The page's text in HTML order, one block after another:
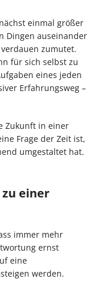
einmal größer
Dingen auseinander
zumutet.
für sich selbst zu
eines jeden
Erfahrungsweg –
Zukunft in einer
Frage der Zeit ist,
umgestaltet hat.
einer
immer mehr
ernst
eine
werden.